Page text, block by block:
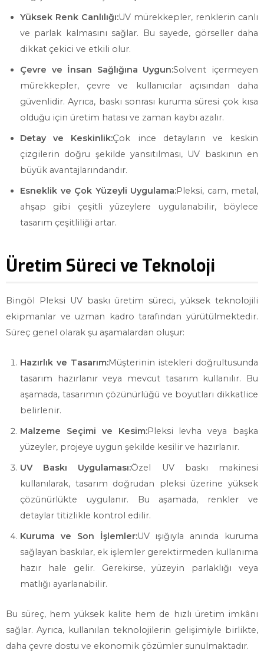
Yüksek Renk Canlılığı:UV mürekkepler, renklerin canlı
ve parlak kalmasını sağlar. Bu sayede, görseller daha
dikkat çekici ve etkili olur.
Çevre ve İnsan Sağlığına Uygun:Solvent içermeyen
mürekkepler, çevre ve kullanıcılar açısından daha
güvenlidir. Ayrıca, baskı sonrası kuruma süresi çok kısa
olduğu için üretim hatası ve zaman kaybı azalır.
Detay ve Keskinlik:Çok ince detayların ve keskin
çizgilerin doğru şekilde yansıtılması, UV baskının en
büyük avantajlarındandır.
Esneklik ve Çok Yüzeyli Uygulama:Pleksi, cam, metal,
ahşap gibi çeşitli yüzeylere uygulanabilir, böylece
tasarım çeşitliliği artar.
Üretim Süreci ve Teknoloji
Bingöl Pleksi UV baskı üretim süreci, yüksek teknolojili
ekipmanlar ve uzman kadro tarafından yürütülmektedir.
Süreç genel olarak şu aşamalardan oluşur:
Hazırlık ve Tasarım:Müşterinin istekleri doğrultusunda
tasarım hazırlanır veya mevcut tasarım kullanılır. Bu
aşamada, tasarımın çözünürlüğü ve boyutları dikkatlice
belirlenir.
Malzeme Seçimi ve Kesim:Pleksi levha veya başka
yüzeyler, projeye uygun şekilde kesilir ve hazırlanır.
UV Baskı Uygulaması:Özel UV baskı makinesi
kullanılarak, tasarım doğrudan pleksi üzerine yüksek
çözünürlükte uygulanır. Bu aşamada, renkler ve
detaylar titizlikle kontrol edilir.
Kuruma ve Son İşlemler:UV ışığıyla anında kuruma
sağlayan baskılar, ek işlemler gerektirmeden kullanıma
hazır hale gelir. Gerekirse, yüzeyin parlaklığı veya
matlığı ayarlanabilir.
Bu süreç, hem yüksek kalite hem de hızlı üretim imkânı
sağlar. Ayrıca, kullanılan teknolojilerin gelişimiyle birlikte,
daha çevre dostu ve ekonomik çözümler sunulmaktadır.